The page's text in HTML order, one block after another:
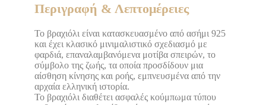
Περιγραφή & Λεπτομέρειες
Το βραχιόλι είναι κατασκευασμένο από ασήμι 925
και έχει κλασικό μινιμαλιστικό σχεδιασμό με
φαρδιά, επαναλαμβανόμενα μοτίβα σπειρών, το
σύμβολο της ζωής, τα οποία προσδίδουν μια
αίσθηση κίνησης και ροής, εμπνευσμένα από την
αρχαία ελληνική ιστορία.
Το βραχιόλι διαθέτει ασφαλές κούμπωμα τύπου